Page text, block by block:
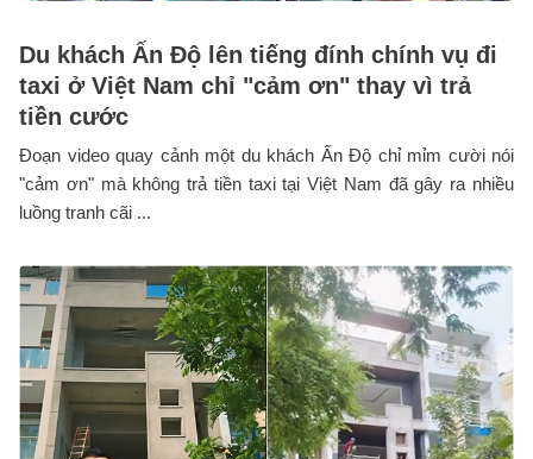
Du khách Ấn Độ lên tiếng đính chính vụ đi
taxi ở Việt Nam chỉ "cảm ơn" thay vì trả
tiền cước
Đoạn video quay cảnh một du khách Ấn Độ chỉ mỉm cười nói
"cảm ơn" mà không trả tiền taxi tại Việt Nam đã gây ra nhiều
luồng tranh cãi ...